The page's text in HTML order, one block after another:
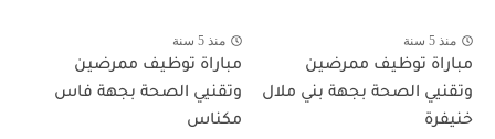
منذ 5 سنة
مباراة توظيف ممرضين
وتقنيي الصحة بجهة بني ملال
خنيفرة
منذ 5 سنة
مباراة توظيف ممرضين
وتقنيي الصحة بجهة فاس
مكناس